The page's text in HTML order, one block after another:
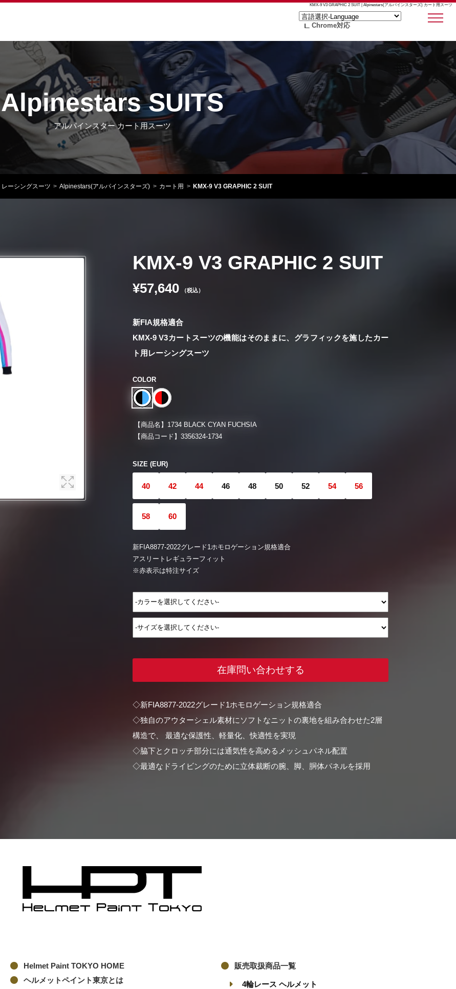
KMX-9 V3 GRAPHIC 2 SUIT | Alpinestars(アルパインスターズ) カート用スーツ
Chrome対応
Alpinestars SUITS
アルパインスター カート用スーツ
レーシングスーツ Alpinestars(アルパインスターズ) カート用 KMX-9 V3 GRAPHIC 2 SUIT
KMX-9 V3 GRAPHIC 2 SUIT
¥57,640 （税込）
新FIA規格適合
KMX-9 V3カートスーツの機能はそのままに、グラフィックを施したカー
ト用レーシングスーツ
COLOR
【商品名】 1734 BLACK CYAN FUCHSIA
【商品コード】3356324-1734
SIZE (EUR)
40 42 44 46 48 50 52 54 56
58 60
新FIA8877-2022グレード1ホモロゲーション規格適合
アスリートレギュラーフィット
※赤表示は特注サイズ
在庫問い合わせする
◇新FIA8877-2022グレード1ホモロゲーション規格適合
◇独自のアウターシェル素材にソフトなニットの裏地を組み合わせた2層
構造で、 最適な保護性、軽量化、快適性を実現
◇脇下とクロッチ部分には通気性を高めるメッシュパネル配置
◇最適なドライビングのために立体裁断の腕、脚、胴体パネルを採用
Helmet Paint TOKYO HOME
ヘルメットペイント東京とは
販売取扱商品一覧
4輪レース ヘルメット